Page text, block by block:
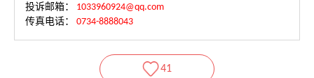
投诉邮箱：
1033960924@qq.com
传真电话：
0734-8888043
41